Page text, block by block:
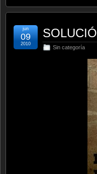
Sin categoría
jun
09
2010